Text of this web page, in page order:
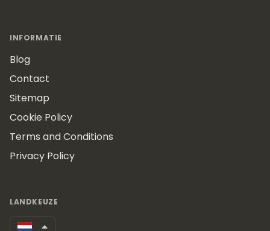
INFORMATIE
Blog
Contact
Sitemap
Cookie Policy
Terms and Conditions
Privacy Policy
LANDKEUZE